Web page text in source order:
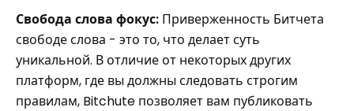
Свобода слова фокус: Приверженность Битчета
свободе слова - это то, что делает суть
уникальной. В отличие от некоторых других
платформ, где вы должны следовать строгим
правилам, Bitchute позволяет вам публиковать